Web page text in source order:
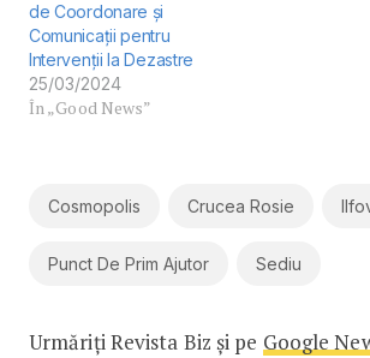
de Coordonare și
Comunicații pentru
Intervenții la Dezastre
25/03/2024
În „Good News”
Cosmopolis Crucea Rosie
Punct De Prim Ajutor Sediu
Urmăriți Revista Biz și pe Google